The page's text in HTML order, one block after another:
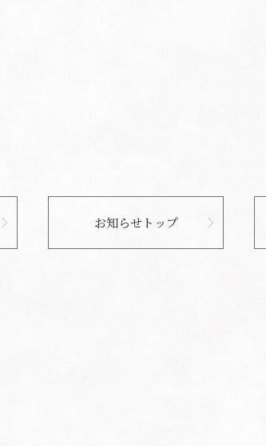
お知らせトップ